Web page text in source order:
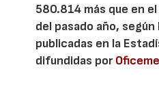
580.814 más que en
del pasado año,
publicadas en la
difundidas por